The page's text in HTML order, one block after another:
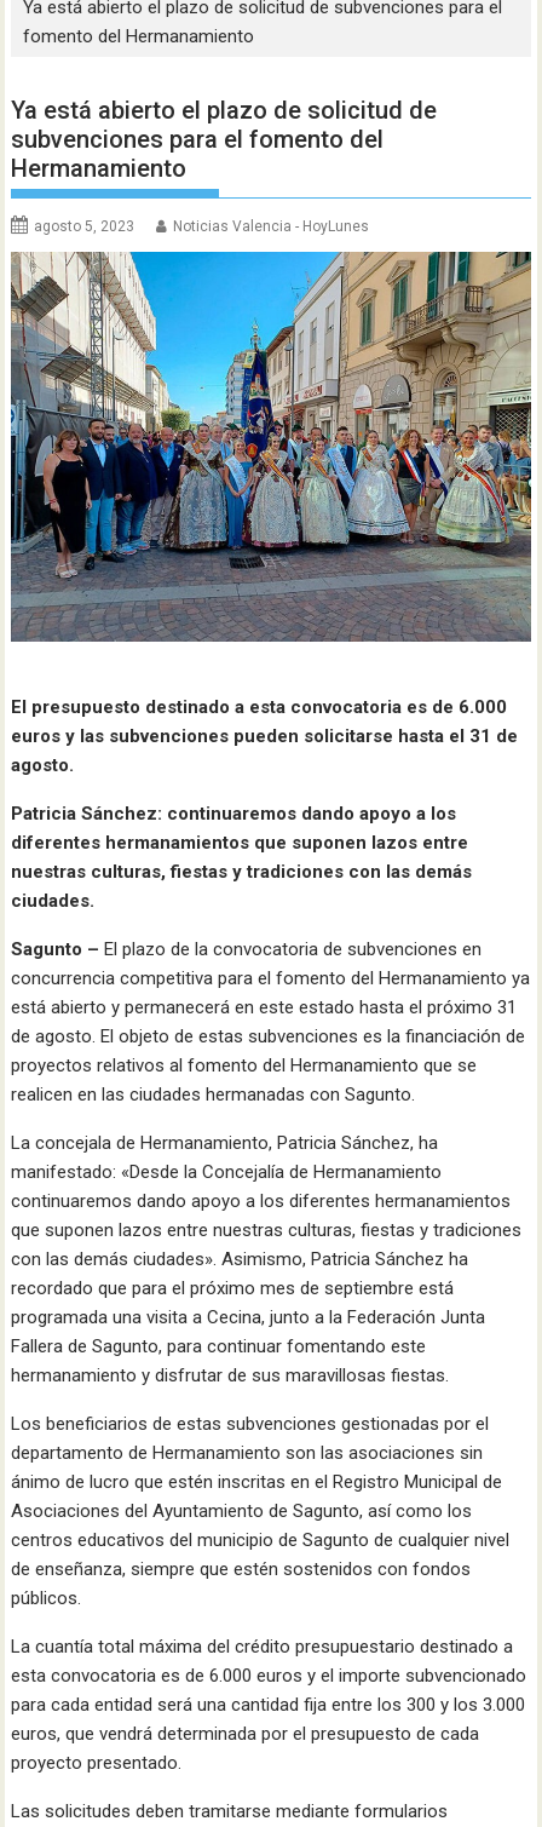
Ya está abierto el plazo de solicitud de subvenciones para el
fomento del Hermanamiento
Ya está abierto el plazo de solicitud de
subvenciones para el fomento del
Hermanamiento
agosto 5, 2023 Noticias Valencia - HoyLunes
El presupuesto destinado a esta convocatoria es de 6.000
euros y las subvenciones pueden solicitarse hasta el 31 de
agosto.
Patricia Sánchez: continuaremos dando apoyo a los
diferentes hermanamientos que suponen lazos entre
nuestras culturas, fiestas y tradiciones con las demás
ciudades.
Sagunto – El plazo de la convocatoria de subvenciones en
concurrencia competitiva para el fomento del Hermanamiento ya
está abierto y permanecerá en este estado hasta el próximo 31
de agosto. El objeto de estas subvenciones es la financiación de
proyectos relativos al fomento del Hermanamiento que se
realicen en las ciudades hermanadas con Sagunto.
La concejala de Hermanamiento, Patricia Sánchez, ha
manifestado: «Desde la Concejalía de Hermanamiento
continuaremos dando apoyo a los diferentes hermanamientos
que suponen lazos entre nuestras culturas, fiestas y tradiciones
con las demás ciudades». Asimismo, Patricia Sánchez ha
recordado que para el próximo mes de septiembre está
programada una visita a Cecina, junto a la Federación Junta
Fallera de Sagunto, para continuar fomentando este
hermanamiento y disfrutar de sus maravillosas fiestas.
Los beneficiarios de estas subvenciones gestionadas por el
departamento de Hermanamiento son las asociaciones sin
ánimo de lucro que estén inscritas en el Registro Municipal de
Asociaciones del Ayuntamiento de Sagunto, así como los
centros educativos del municipio de Sagunto de cualquier nivel
de enseñanza, siempre que estén sostenidos con fondos
públicos.
La cuantía total máxima del crédito presupuestario destinado a
esta convocatoria es de 6.000 euros y el importe subvencionado
para cada entidad será una cantidad fija entre los 300 y los 3.000
euros, que vendrá determinada por el presupuesto de cada
proyecto presentado.
Las solicitudes deben tramitarse mediante formularios